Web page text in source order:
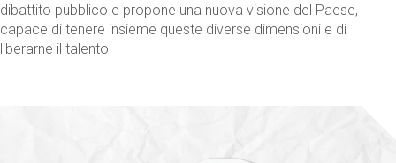
dibattito pubblico e propone una nuova visione del Paese,
capace di tenere insieme queste diverse dimensioni e di
liberarne il talento